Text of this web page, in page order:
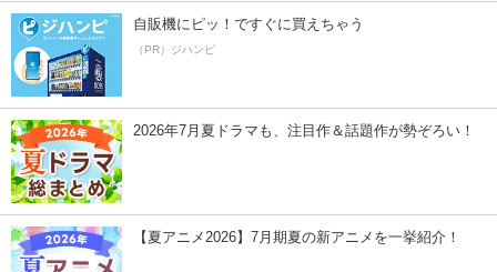
自販機にピッ！ですぐに買えちゃう
（PR）ジハンピ
2026年7月夏ドラマも、注目作＆話題作が勢ぞろい！
【夏アニメ2026】7月期夏の新アニメを一挙紹介！